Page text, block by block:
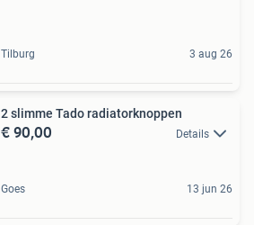
Tilburg 3 aug 26
2 slimme Tado radiatorknoppen
€ 90,00 Details
Goes 13 jun 26